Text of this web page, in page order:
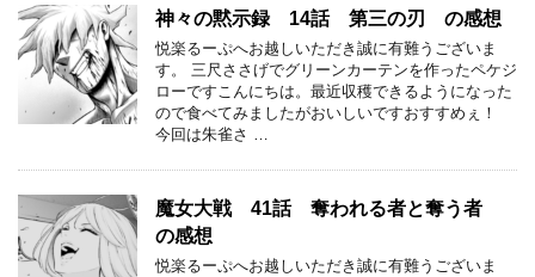
神々の黙示録 14話 第三の刃 の感想
悦楽るーぷへお越しいただき誠に有難うございま
す。 三尺ささげでグリーンカーテンを作ったペケジ
ローですこんにちは。最近収穫できるようになった
ので食べてみましたがおいしいですおすすめぇ！
今回は朱雀さ …
魔女大戦 41話 奪われる者と奪う者
の感想
悦楽るーぷへお越しいただき誠に有難うございま